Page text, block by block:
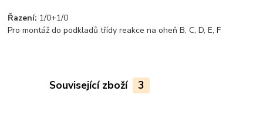
Řazení: 1/0+1/0
Pro montáž do podkladů třídy reakce na oheň B, C, D, E, F
Související zboží 3